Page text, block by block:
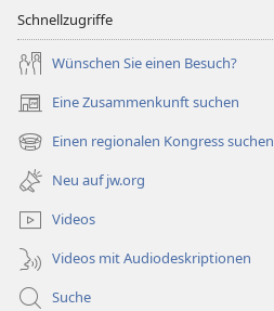
Schnellzugriffe
Wünschen Sie einen Besuch?
Eine Zusammenkunft suchen
(öffnet
neues
Fenster)
Einen regionalen Kongress suchen
(öffnet
neues
Fenster)
Neu auf jw.org
Videos
Videos mit Audiodeskriptionen
Suche